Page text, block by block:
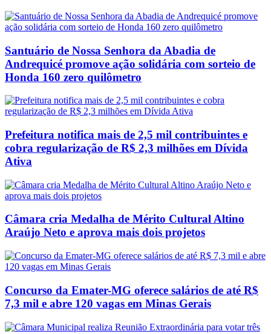
Santuário de Nossa Senhora da Abadia de
Andrequicé promove ação solidária com sorteio de
Honda 160 zero quilômetro
Prefeitura notifica mais de 2,5 mil contribuintes e
cobra regularização de R$ 2,3 milhões em Dívida
Ativa
Câmara cria Medalha de Mérito Cultural Altino
Araújo Neto e aprova mais dois projetos
Concurso da Emater-MG oferece salários de até R$
7,3 mil e abre 120 vagas em Minas Gerais